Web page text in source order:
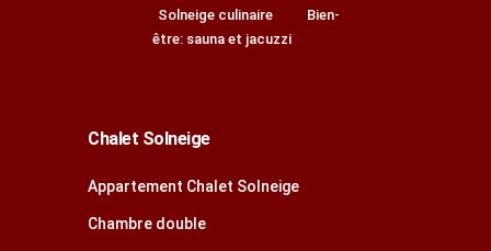
Solneige culinaire
Bien-
être: sauna et jacuzzi
Chalet Solneige
Appartement Chalet Solneige
Chambre double